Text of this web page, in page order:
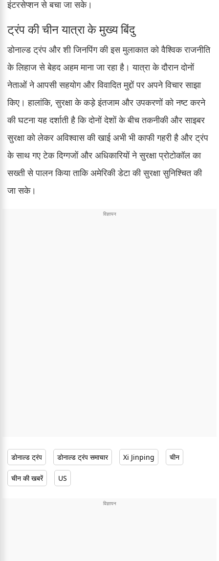
इंटरसेप्शन से बचा जा सके।
ट्रंप की चीन यात्रा के मुख्य बिंदु
डोनाल्ड ट्रंप और शी जिनपिंग की इस मुलाकात को वैश्विक राजनीति
के लिहाज से बेहद अहम माना जा रहा है। यात्रा के दौरान दोनों
नेताओं ने आपसी सहयोग और विवादित मुद्दों पर अपने विचार साझा
किए। हालांकि, सुरक्षा के कड़े इंतजाम और उपकरणों को नष्ट करने
की घटना यह दर्शाती है कि दोनों देशों के बीच तकनीकी और साइबर
सुरक्षा को लेकर अविश्वास की खाई अभी भी काफी गहरी है और ट्रंप
के साथ गए टेक दिग्गजों और अधिकारियों ने सुरक्षा प्रोटोकॉल का
सख्ती से पालन किया ताकि अमेरिकी डेटा की सुरक्षा सुनिश्चित की
जा सके।
डोनाल्ड ट्रंप डोनाल्ड ट्रंप समाचार Xi Jinping चीन
चीन की खबरें US